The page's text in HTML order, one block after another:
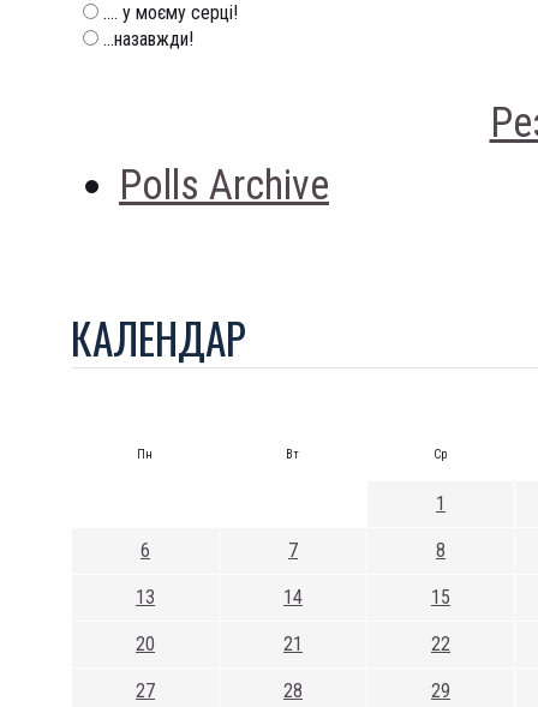
.... у моєму серці!
...назавжди!
Polls Archive
КАЛЕНДАР
Пн Вт Ср
1
6 7 8
13 14 15
20 21 22
27 28 29